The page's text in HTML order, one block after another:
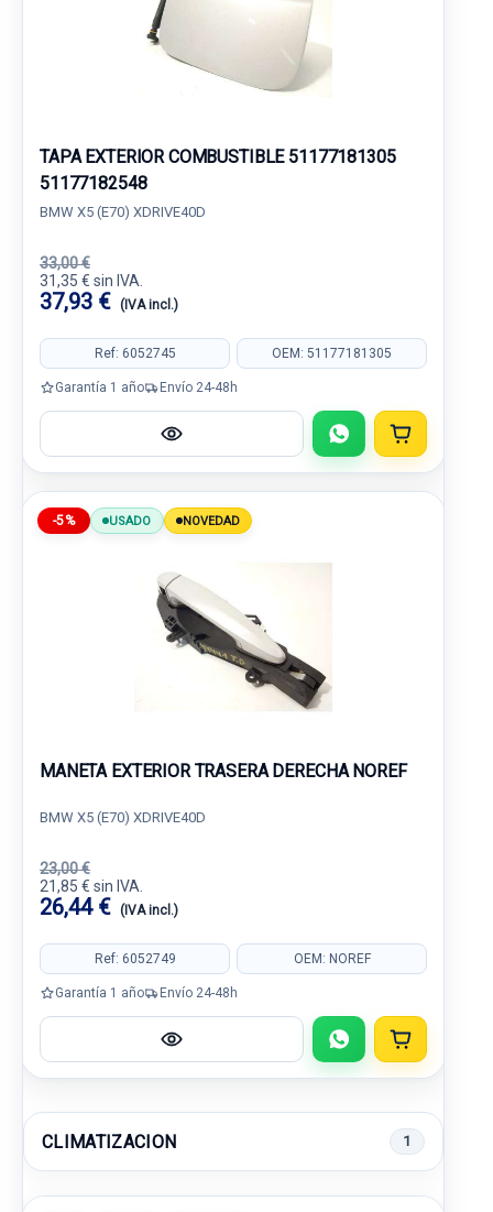
TAPA EXTERIOR COMBUSTIBLE 51177181305
51177182548
BMW X5 (E70) XDRIVE40D
33,00 €
31,35 € sin IVA.
37,93 € (IVA incl.)
Ref: 6052745 OEM: 51177181305
Garantía 1 año Envío 24-48h
-5% USADO NOVEDAD
MANETA EXTERIOR TRASERA DERECHA NOREF
BMW X5 (E70) XDRIVE40D
23,00 €
21,85 € sin IVA.
26,44 € (IVA incl.)
Ref: 6052749 OEM: NOREF
Garantía 1 año Envío 24-48h
CLIMATIZACION 1